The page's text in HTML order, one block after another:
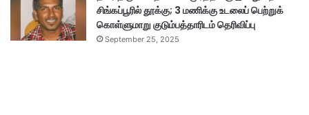
சிங்கப்பூரில் தூக்கு; 3 மணிக்கு உடலைப் பெற்றுக்
கொள்ளுமாறு குடும்பத்தாரிடம் தெரிவிப்பு
September 25, 2025